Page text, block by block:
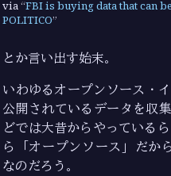
via FBI is buying data that can
POLITICO
とか言い出す始末。
いわゆるオープンソース・
公開されているデータを収
どでは大昔からやっている
ら「オープンソース」だか
なのだろう。